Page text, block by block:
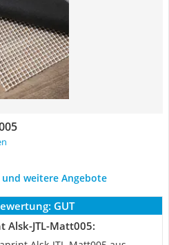
weitere Angebote
GUT
Alsk-JTL-Matt005: